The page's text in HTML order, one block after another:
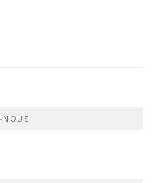
NOUS